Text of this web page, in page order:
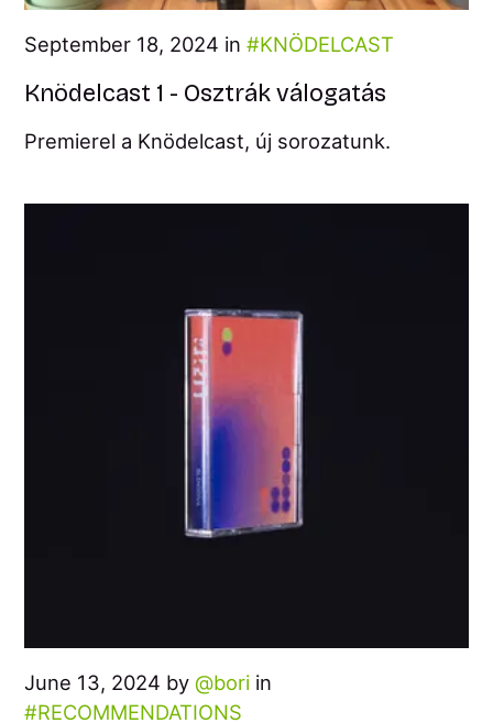
September 18, 2024 in KNÖDELCAST
Knödelcast 1 - Osztrák válogatás
Premierel a Knödelcast, új sorozatunk.
June 13, 2024 by bori in
RECOMMENDATIONS